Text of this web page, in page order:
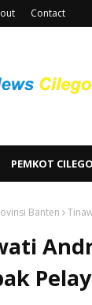
Contact
PEMKOT
Banten